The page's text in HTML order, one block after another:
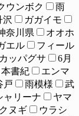
ウンボク
雨
沢
ガガイモ
奈川県
オオホ
エル
フィール
カッパグサ
6月
本書紀
エンマ
戸 雨模様
武
ャリーナ
ヤマ
クヌギ
ウラシ